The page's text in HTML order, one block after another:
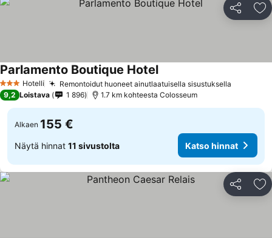
Jaa
3 Tähtiluokitus
Hotelli Remontoidut huoneet ainutlaatuisella sisustuksella
Parlamento Boutique HotelKatso hinnat
9,2 Loistava 1 896 1.7 km kohteesta Colosseum
Alkaen 155 €
Näytä hinnat 11 sivustolta Katso hinnat
Jaa